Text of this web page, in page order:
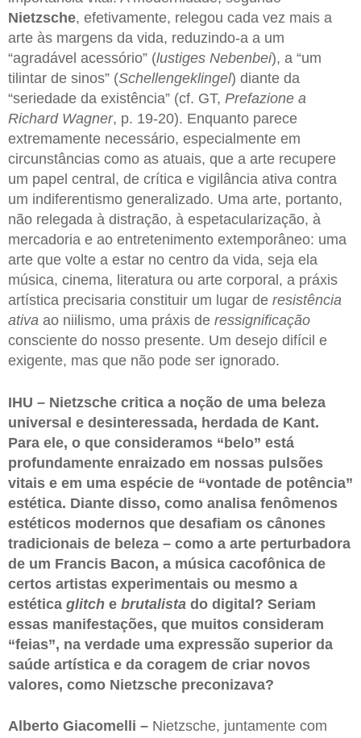
Nietzsche, efetivamente, relegou cada vez mais a
arte às margens da vida, reduzindo-a a um
“agradável acessório” (lustiges Nebenbei), a “um
tilintar de sinos” (Schellengeklingel) diante da
“seriedade da existência” (cf. GT, Prefazione a
Richard Wagner, p. 19-20). Enquanto parece
extremamente necessário, especialmente em
circunstâncias como as atuais, que a arte recupere
um papel central, de crítica e vigilância ativa contra
um indiferentismo generalizado. Uma arte, portanto,
não relegada à distração, à espetacularização, à
mercadoria e ao entretenimento extemporâneo: uma
arte que volte a estar no centro da vida, seja ela
música, cinema, literatura ou arte corporal, a práxis
artística precisaria constituir um lugar de resistência
ativa ao niilismo, uma práxis de ressignificação
consciente do nosso presente. Um desejo difícil e
exigente, mas que não pode ser ignorado.
IHU – Nietzsche critica a noção de uma beleza
universal e desinteressada, herdada de Kant.
Para ele, o que consideramos “belo” está
profundamente enraizado em nossas pulsões
vitais e em uma espécie de “vontade de potência”
estética. Diante disso, como analisa fenômenos
estéticos modernos que desafiam os cânones
tradicionais de beleza – como a arte perturbadora
de um Francis Bacon, a música cacofônica de
certos artistas experimentais ou mesmo a
estética glitch e brutalista do digital? Seriam
essas manifestações, que muitos consideram
“feias”, na verdade uma expressão superior da
saúde artística e da coragem de criar novos
valores, como Nietzsche preconizava?
Alberto Giacomelli – Nietzsche, juntamente com